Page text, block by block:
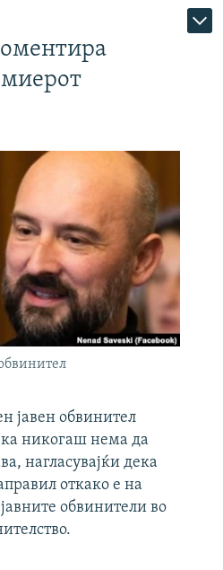
јавен обвинител
никогаш нема да
нагласувајќи дека
откако е на
обвинители во